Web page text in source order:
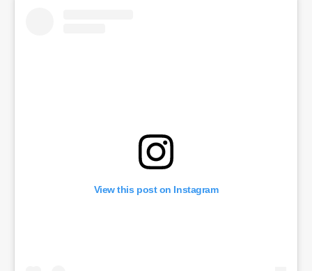
View this post on Instagram